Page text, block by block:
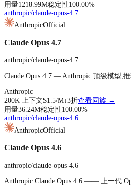
用量1218.99M稳定性100.00%
anthropic/claude-opus-4.7
AnthropicOfficial
Claude Opus 4.7
anthropic/claude-opus-4.7
Claude Opus 4.7 — Anthropic 顶级模型,
Anthropic
200K
上下文$1.5/M↓3折查看同族 →
用量36.24M稳定性100.00%
anthropic/claude-opus-4.6
AnthropicOfficial
Claude Opus 4.6
anthropic/claude-opus-4.6
Anthropic Claude Opus 4.6 —— 上一代